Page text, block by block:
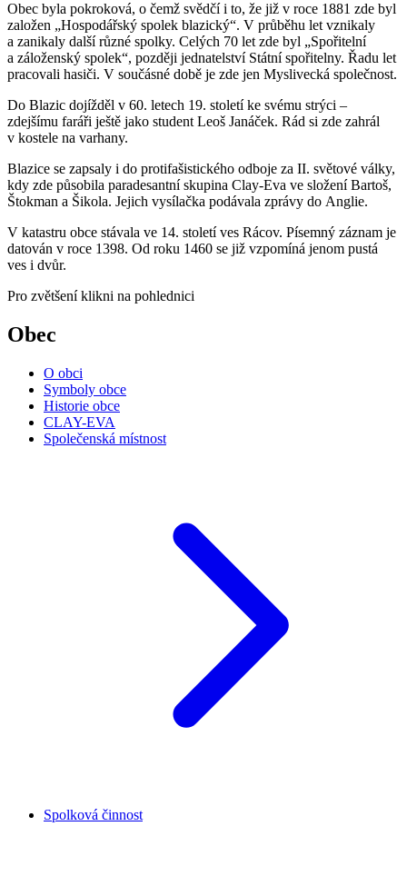
Obec byla pokroková, o čemž svědčí i to, že již v roce 1881 zde byl
založen „Hospodářský spolek blazický“. V průběhu let vznikaly
a zanikaly další různé spolky. Celých 70 let zde byl „Spořitelní
a záloženský spolek“, později jednatelství Státní spořitelny. Řadu let
pracovali hasiči. V součásné době je zde jen Myslivecká společnost.
Do Blazic dojížděl v 60. letech 19. století ke svému strýci –
zdejšímu faráři ještě jako student Leoš Janáček. Rád si zde zahrál
v kostele na varhany.
Blazice se zapsaly i do protifašistického odboje za II. světové války,
kdy zde působila paradesantní skupina Clay-Eva ve složení Bartoš,
Štokman a Šikola. Jejich vysílačka podávala zprávy do Anglie.
V katastru obce stávala ve 14. století ves Rácov. Písemný záznam je
datován v roce 1398. Od roku 1460 se již vzpomíná jenom pustá
ves i dvůr.
Pro zvětšení klikni na pohlednici
Obec
O obci
Symboly obce
Historie obce
CLAY-EVA
Společenská místnost
Spolková činnost